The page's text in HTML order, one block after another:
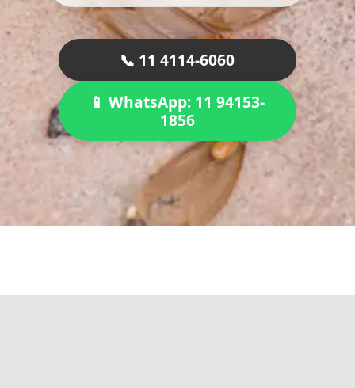
📞 11 4114-6060
📱 WhatsApp: 11 94153-
1856